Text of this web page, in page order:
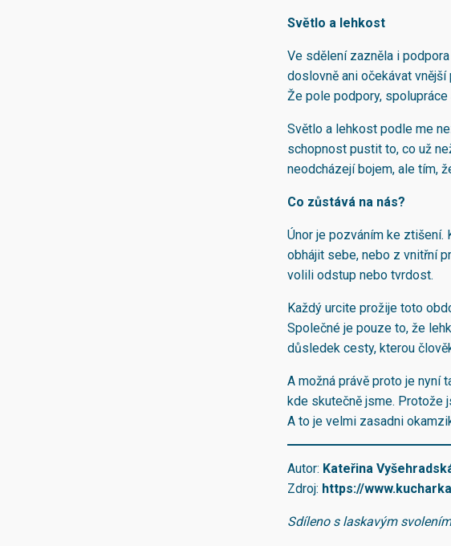
Světlo a lehkost
Ve sdělení zazněla i
doslovně ani očekávat
Že pole podpory,
Světlo a lehkost podle me
schopnost pustit to, co už
neodcházejí bojem, ale tím,
Co zůstává na nás?
Únor je pozváním ke ztišení.
obhájit sebe, nebo z vnitřní
volili odstup nebo tvrdost.
Každý urcite prožije toto
Společné je pouze to, že
důsledek cesty, kterou
A možná právě proto je nyní
kde skutečně jsme. Protože
A to je velmi zasadni
Autor: Kateřina
Zdroj: https://
Sdíleno s laskavým